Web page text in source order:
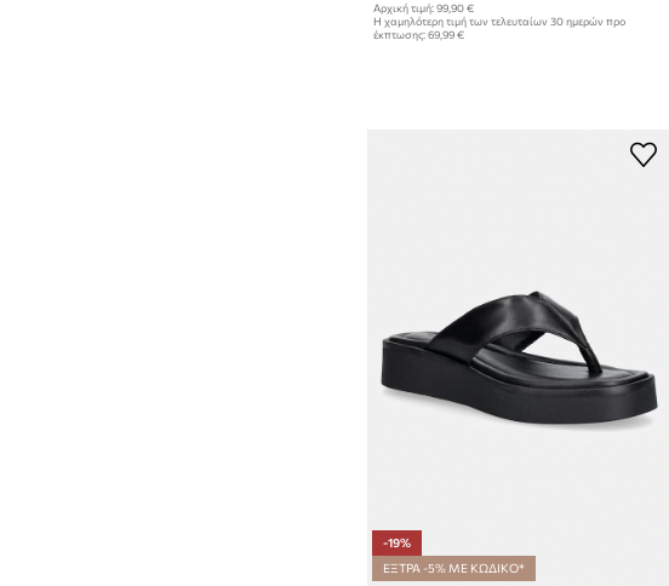
Αρχική τιμή: 99,90 €
Η χαμηλότερη τιμή των τελευταίων 30 ημερών προ
έκπτωσης: 69,99 €
-19%
ΕΞΤΡΑ -5% ΜΕ ΚΩΔΙΚΟ*